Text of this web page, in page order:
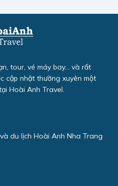
tour, vé máy bay... và rất
cập nhật thường xuyên một
Hoài Anh Travel.
du lịch Hoài Anh Nha Trang